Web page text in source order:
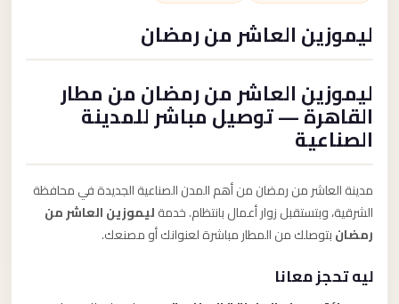
ليموزين العاشر من رمضان
ليموزين العاشر من رمضان من مطار
القاهرة — توصيل مباشر للمدينة
الصناعية
مدينة العاشر من رمضان من أهم المدن الصناعية الجديدة في محافظة
الشرقية، وبتستقبل زوار أعمال بانتظام. خدمةليموزين العاشر من
رمضانبتوصلك من المطار مباشرة لعنوانك أو مصنعك.
ليه تحجز معانا